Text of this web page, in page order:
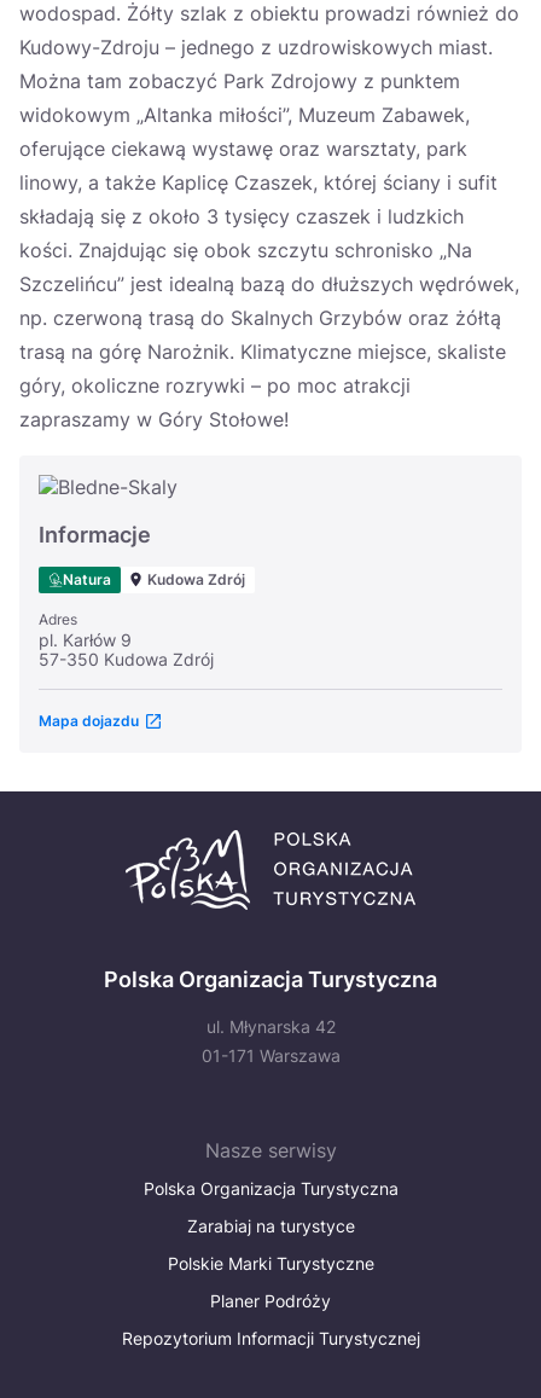
wodospad. Żółty szlak z obiektu prowadzi również do
Kudowy-Zdroju – jednego z uzdrowiskowych miast.
Można tam zobaczyć Park Zdrojowy z punktem
widokowym „Altanka miłości”, Muzeum Zabawek,
oferujące ciekawą wystawę oraz warsztaty, park
linowy, a także Kaplicę Czaszek, której ściany i sufit
składają się z około 3 tysięcy czaszek i ludzkich
kości. Znajdując się obok szczytu schronisko „Na
Szczelińcu” jest idealną bazą do dłuższych wędrówek,
np. czerwoną trasą do Skalnych Grzybów oraz żółtą
trasą na górę Narożnik. Klimatyczne miejsce, skaliste
góry, okoliczne rozrywki – po moc atrakcji
zapraszamy w Góry Stołowe!
Informacje
Natura Kudowa Zdrój
Adres
pl. Karłów 9
57-350 Kudowa Zdrój
Mapa dojazdu
Polska Organizacja Turystyczna
ul. Młynarska 42
01-171 Warszawa
Nasze serwisy
Polska Organizacja Turystyczna
Zarabiaj na turystyce
Polskie Marki Turystyczne
Planer Podróży
Repozytorium Informacji Turystycznej